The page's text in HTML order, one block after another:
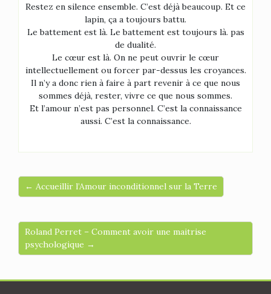
Restez en silence ensemble. C’est déjà beaucoup. Et ce
lapin, ça a toujours battu.
Le battement est là. Le battement est toujours là. pas
de dualité.
Le cœur est là. On ne peut ouvrir le cœur
intellectuellement ou forcer par-dessus les croyances.
Il n’y a donc rien à faire à part revenir à ce que nous
sommes déjà, rester, vivre ce que nous sommes.
Et l’amour n’est pas personnel. C’est la connaissance
aussi. C’est la connaissance.
← Accueillir l’Amour inconditionnel sur la Terre
Roland Perret – Comment avoir une maitrise
psychologique →